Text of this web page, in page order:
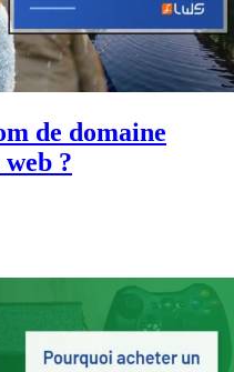
de domaine
?